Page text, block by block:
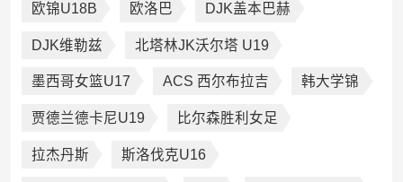
欧锦U18B 欧洛巴 DJK盖本巴赫
DJK维勒兹 北塔林JK沃尔塔 U19
墨西哥女篮U17 ACS 西尔布拉吉 韩大学锦
贾德兰德卡尼U19 比尔森胜利女足
拉杰丹斯 斯洛伐克U16